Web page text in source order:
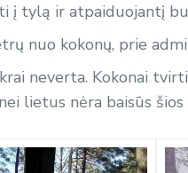
į tylą ir atpaiduojantį
nuo kokonų, prie
neverta. Kokonai
lietus nėra baisūs šios